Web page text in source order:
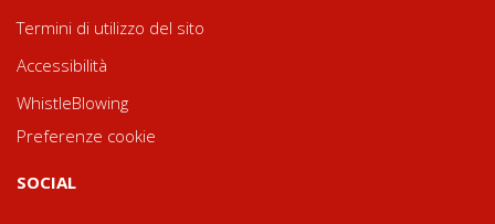
Termini di utilizzo del sito
Accessibilità
WhistleBlowing
Preferenze cookie
SOCIAL